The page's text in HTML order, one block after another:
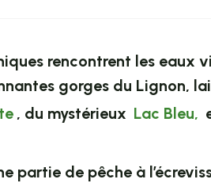
rencontrent les eaux
gorges du Lignon,
, du mystérieux Lac Bleu,
partie de pêche à